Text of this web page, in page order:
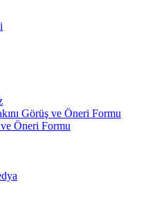
Görüş ve Öneri Formu
Öneri Formu